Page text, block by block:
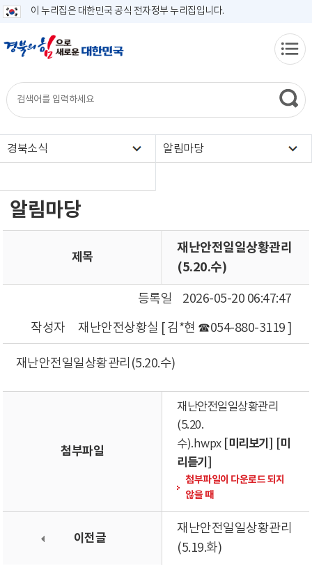
이 누리집은 대한민국 공식 전자정부 누리집입니다.
경북소식 알림마당
알림마당
제목
재난안전일일상황관리
(5.20.수)
등록일
2026-05-20 06:47:47
작성자
재난안전상황실 [ 김*현 ☎054-880-3119 ]
재난안전일일상황관리(5.20.수)
첨부파일
재난안전일일상황관리
(5.20.
수).hwpx [미리보기]
[미
리듣기]
첨부파일이 다운로드 되지
않을 때
이전글
재난안전일일상황관리
(5.19.화)